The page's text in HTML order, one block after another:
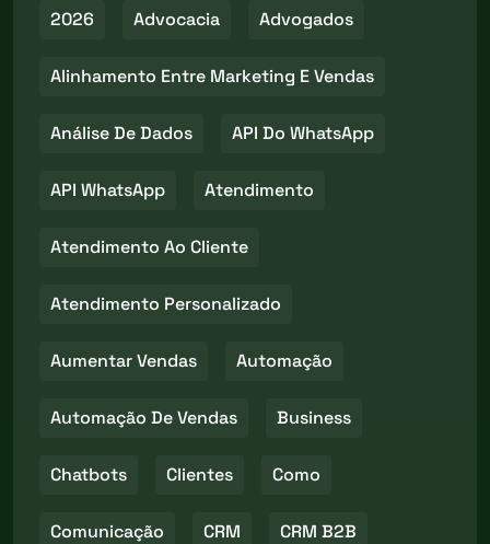
2026 Advocacia Advogados
Alinhamento Entre Marketing E Vendas
Análise De Dados API Do WhatsApp
API WhatsApp Atendimento
Atendimento Ao Cliente
Atendimento Personalizado
Aumentar Vendas Automação
Automação De Vendas Business
Chatbots Clientes Como
Comunicação CRM CRM B2B